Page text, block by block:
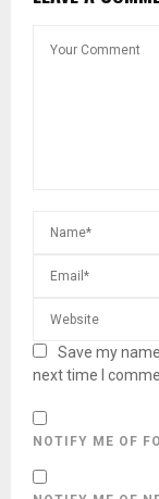
Save my
next time I
NOTIFY ME OF